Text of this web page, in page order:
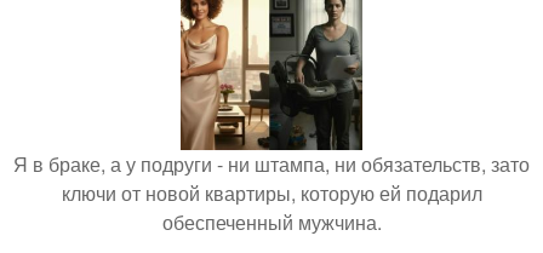
Я в браке, а у подруги - ни штампа, ни обязательств, зато
ключи от новой квартиры, которую ей подарил
обеспеченный мужчина.